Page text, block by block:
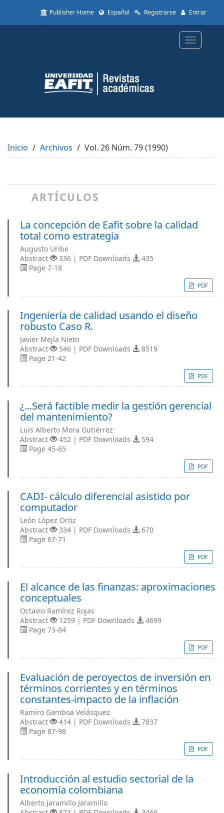
to
Content
Sidebar
Publisher Home Español Registrarse Entrar
Toggle
Inicio Archivos Vol. 26 Núm. 79 (1990)
ARTÍCULOS
La concepción de Eafit sobre la calidad
total como estrategia
Augusto Uribe
Abstract
336 | PDF Downloads
435
Page 7-18
PDF
Ingeniería de calidad usando el diseño
robusto Caso R.
Javier Mejía Nieto
Abstract
546 | PDF Downloads
8519
Page 21-42
PDF
¿...Será factible medir la gestión gerencial
del mantenimiento?
Luis Alberto Mora Gutiérrez
Abstract
452 | PDF Downloads
594
Page 45-65
PDF
CADI- cálculo diferencial asistido por
computador
León López Ortiz
Abstract
334 | PDF Downloads
670
Page 67-71
PDF
El alcance de las finanzas: aproximaciones
conceptuales
Octavio Ramírez Rojas
Abstract
1259 | PDF Downloads
4699
Page 73-84
PDF
Evaluación de peroyectos de inversión en
términos corrientes y en términos
constantes-impacto de la inflación
Ramiro Gamboa Velásquez
Abstract
414 | PDF Downloads
7837
Page 87-98
PDF
Introducción al estudio sectorial de la
economía colombiana
Alberto Jaramillo Jaramillo